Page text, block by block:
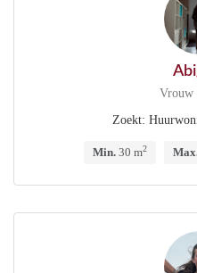
Vrouw
Zoekt:
Min. 30 m2